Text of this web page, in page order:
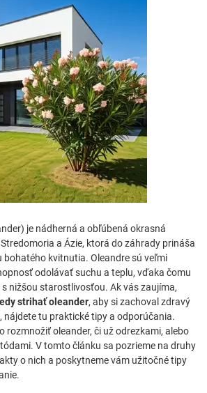
je nádherná a obľúbená okrasná
a Ázie, ktorá do záhrady prináša
bohatého kvitnutia. Oleandre sú veľmi
odolávať suchu a teplu, vďaka čomu
nižšou starostlivosťou. Ak vás zaujíma,
strihať oleander, aby si zachoval zdravý
nájdete tu praktické tipy a odporúčania.
rozmnožiť oleander, či už odrezkami, alebo
V tomto článku sa pozrieme na druhy
o nich a poskytneme vám užitočné tipy